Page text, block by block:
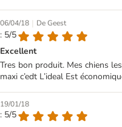
06/04/18 | De Geest
: 5/5
Excellent
Tres bon produit. Mes chiens
maxi c’edt L’ideal Est
19/01/18
: 5/5